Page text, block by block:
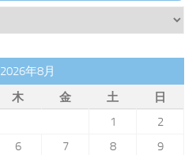
2026年8月
木 金 土
日
1
2
6 7 8
9